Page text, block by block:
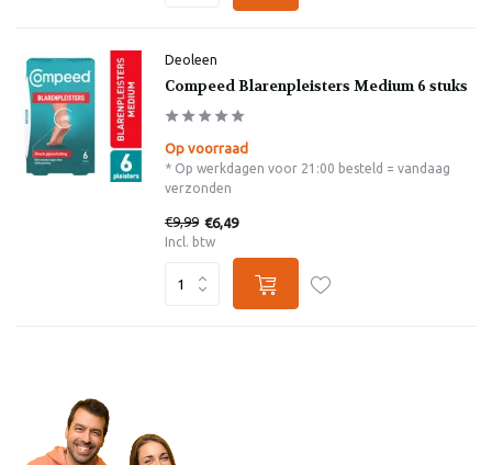
Deoleen
Compeed Blarenpleisters Medium 6 stuks
Op voorraad
* Op werkdagen voor 21:00 besteld = vandaag
verzonden
€9,99 €6,49
Incl. btw